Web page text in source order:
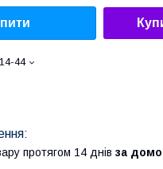
44
протягом 14 днів за